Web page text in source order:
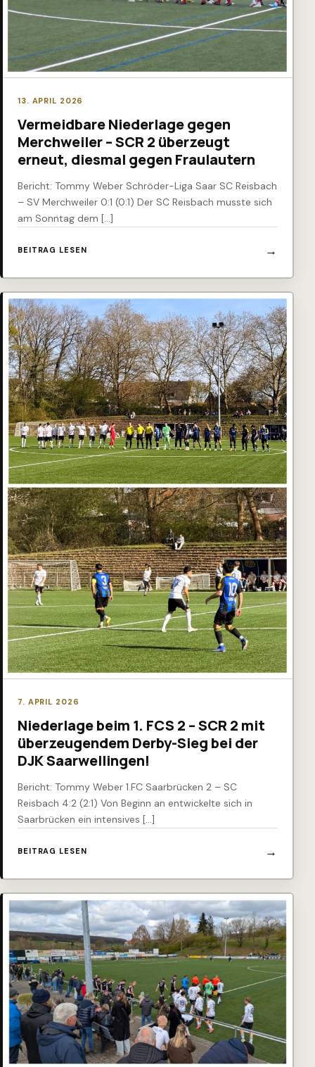
13. APRIL 2026
Vermeidbare Niederlage gegen
Merchweiler – SCR 2 überzeugt
erneut, diesmal gegen Fraulautern
Bericht: Tommy Weber Schröder-Liga Saar SC Reisbach
– SV Merchweiler 0:1 (0:1) Der SC Reisbach musste sich
am Sonntag dem […]
BEITRAG LESEN
7. APRIL 2026
Niederlage beim 1. FCS 2 – SCR 2 mit
überzeugendem Derby-Sieg bei der
DJK Saarwellingen!
Bericht: Tommy Weber 1.FC Saarbrücken 2 – SC
Reisbach 4:2 (2:1) Von Beginn an entwickelte sich in
Saarbrücken ein intensives […]
BEITRAG LESEN